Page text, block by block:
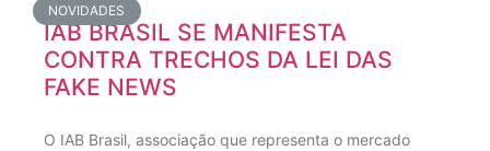
NOVIDADES
IAB BRASIL SE MANIFESTA
CONTRA TRECHOS DA LEI DAS
FAKE NEWS
O IAB Brasil, associação que representa o mercado